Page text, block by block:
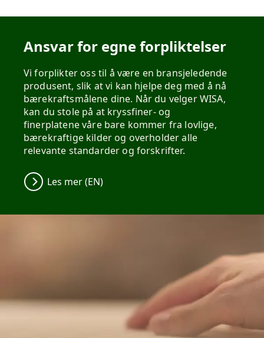
Ansvar for egne forpliktelser
Vi forplikter oss til å være en bransjeledende
produsent, slik at vi kan hjelpe deg med å nå
bærekraftsmålene dine. Når du velger WISA,
kan du stole på at kryssfiner- og
finerplatene våre bare kommer fra lovlige,
bærekraftige kilder og overholder alle
relevante standarder og forskrifter.
Les mer (EN)